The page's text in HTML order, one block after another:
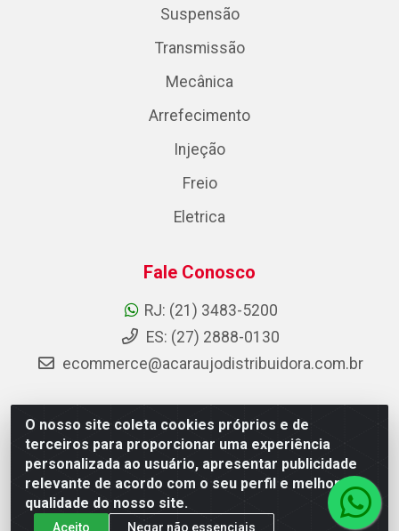
O nosso site coleta cookies próprios e de
terceiros para proporcionar uma experiência
personalizada ao usuário, apresentar publicidade
relevante de acordo com o seu perfil e melhorar a
qualidade do nosso site.
Aceito Negar não essenciais
Suspensão
Transmissão
Mecânica
Arrefecimento
Injeção
Freio
Eletrica
Fale Conosco
RJ: (21) 3483-5200
ES: (27) 2888-0130
ecommerce@acaraujodistribuidora.com.br
AC Araujo Distribuidora - Rua Carneiro de Campos, 42 -
São Cristóvão, Rio de Janeiro/RJ - CEP 20.920-410 -
CNPJ 08.744.753/0003-85